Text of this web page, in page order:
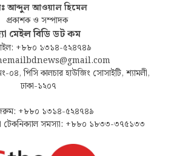
আব্দুল আওয়াল হিমেল
প্রকাশক ও সম্পাদক
মেইল বিডি ডট কম
+৮৮০ ১৩১৪-৫২৪৭৪৯
০৪, পিসি কালচার হাউজিং সোসাইটি, শ্যামলী,
ঢাকা-১২০৭
+৮৮০ ১৩১৪-৫২৪৭৪৯
সমস্যা: +৮৮০ ১৮৩৩-৩৭৫১৩৩